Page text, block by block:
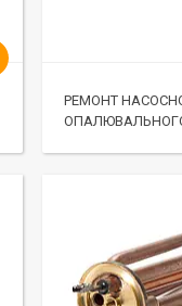
РЕМОНТ